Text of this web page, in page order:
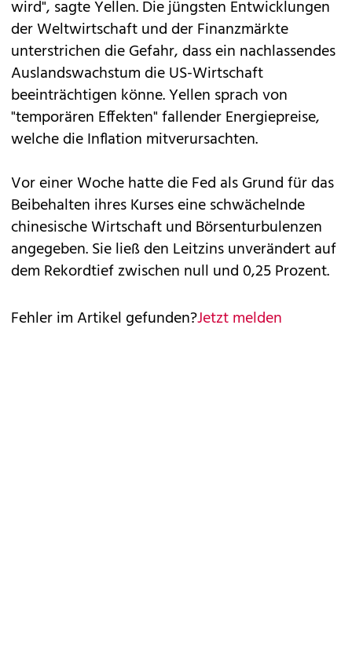
wird", sagte Yellen. Die jüngsten Entwicklungen
der Weltwirtschaft und der Finanzmärkte
unterstrichen die Gefahr, dass ein nachlassendes
Auslandswachstum die US-Wirtschaft
beeinträchtigen könne. Yellen sprach von
"temporären Effekten" fallender Energiepreise,
welche die Inflation mitverursachten.
Vor einer Woche hatte die Fed als Grund für das
Beibehalten ihres Kurses eine schwächelnde
chinesische Wirtschaft und Börsenturbulenzen
angegeben. Sie ließ den Leitzins unverändert auf
dem Rekordtief zwischen null und 0,25 Prozent.
Fehler im Artikel gefunden?Jetzt melden